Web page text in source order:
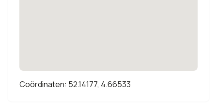
Coördinaten: 52.14177, 4.66533